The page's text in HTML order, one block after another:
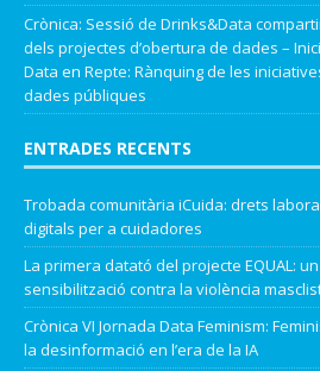
Crònica: Sessió de Drinks&Data
dels projectes d’obertura de dades –
Data en Repte: Rànquing de les
dades públiques
ENTRADES RECENTS
Trobada comunitària iCuida: drets
digitals per a cuidadores
La primera datató del projecte EQUAL:
sensibilització contra la violència
Crònica VI Jornada Data Feminism:
la desinformació en l’era de la IA